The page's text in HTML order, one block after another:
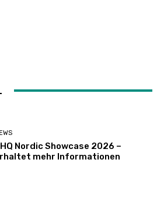
Nordic Showcase 2026 –
mehr Informationen